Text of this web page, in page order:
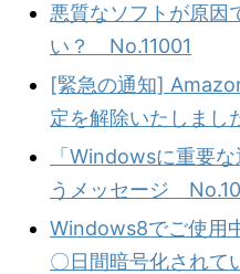
悪質なソフトが原因
い？ No.11001
[緊急の通知]
定を解除いたしまし
「Windowsに重要
うメッセージ
Windows8でご使用
〇日間暗号化されて